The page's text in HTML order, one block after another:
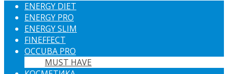
ENERGY DIET
ENERGY PRO
ENERGY SLIM
FINEFFECT
OCCUBA PRO
MUST HAVE